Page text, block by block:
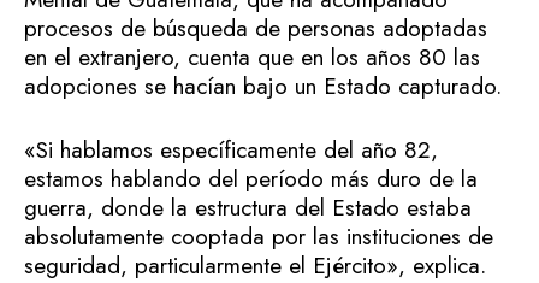
procesos de búsqueda de personas adoptadas
en el extranjero, cuenta que en los años 80 las
adopciones se hacían bajo un Estado capturado.
«Si hablamos específicamente del año 82,
estamos hablando del período más duro de la
guerra, donde la estructura del Estado estaba
absolutamente cooptada por las instituciones de
seguridad, particularmente el Ejército», explica.